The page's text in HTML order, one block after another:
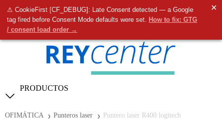
⚠ CookieFirst [CF_DEBUG]: Late Consent detected — a Google
tag fired before Consent Mode defaults were set. How to fix: GTG
/ consent load order →
✕
0
PRODUCTOS
OFIMÁTICA Punteros laser Puntero laser R400 logitech